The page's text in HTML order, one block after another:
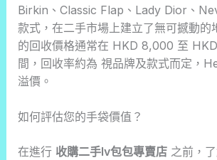
Birkin、Classic Flap、Lady Dior、
款式，在二手市場上建立了無可撼動的
的回收價格通常在 HKD 8,000 至
間，回收率約為 視品牌及款式而定，
溢價。
如何評估您的手袋價值？
在進行 收購二手lv包包專賣店之前，了